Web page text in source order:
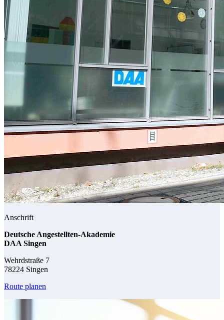
Anschrift
Deutsche Angestellten-Akademie
DAA Singen
Wehrdstraße 7
78224 Singen
Route planen